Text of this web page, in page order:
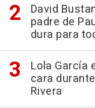
David
padre de
dura para
Lola García
cara
Rivera